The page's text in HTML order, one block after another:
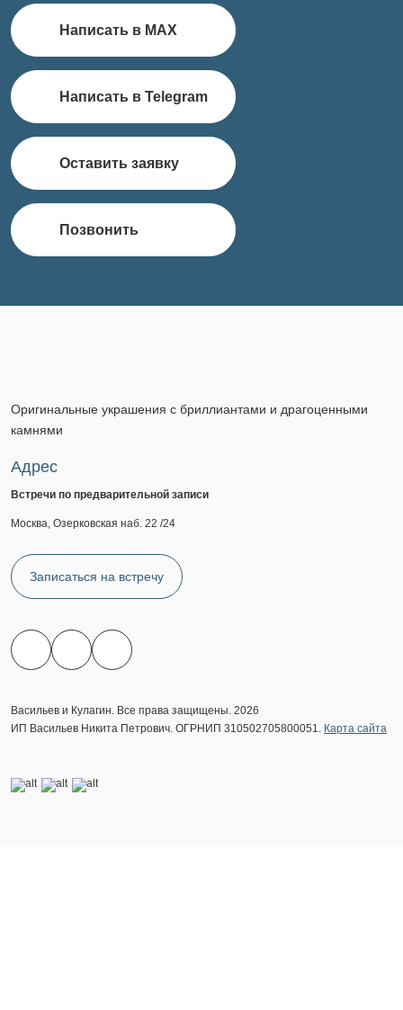
Написать в MAX
Написать в Telegram
Оставить заявку
Позвонить
Оригинальные украшения с бриллиантами и драгоценными
камнями
Адрес
Встречи по предварительной записи
Москва, Озерковская наб. 22 /24
Записаться на встречу
Васильев и Кулагин. Все права защищены. 2026
ИП Васильев Никита Петрович. ОГРНИП 310502705800051. Карта сайта